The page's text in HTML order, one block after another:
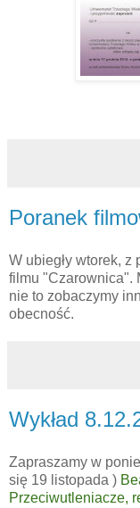
Poranek
W ubiegły wtorek,
filmu "Czarownica".
nie to zobaczymy
obecność.
Wykład
Zapraszamy w
się 19 listopada )
Przeciwutleniacze,